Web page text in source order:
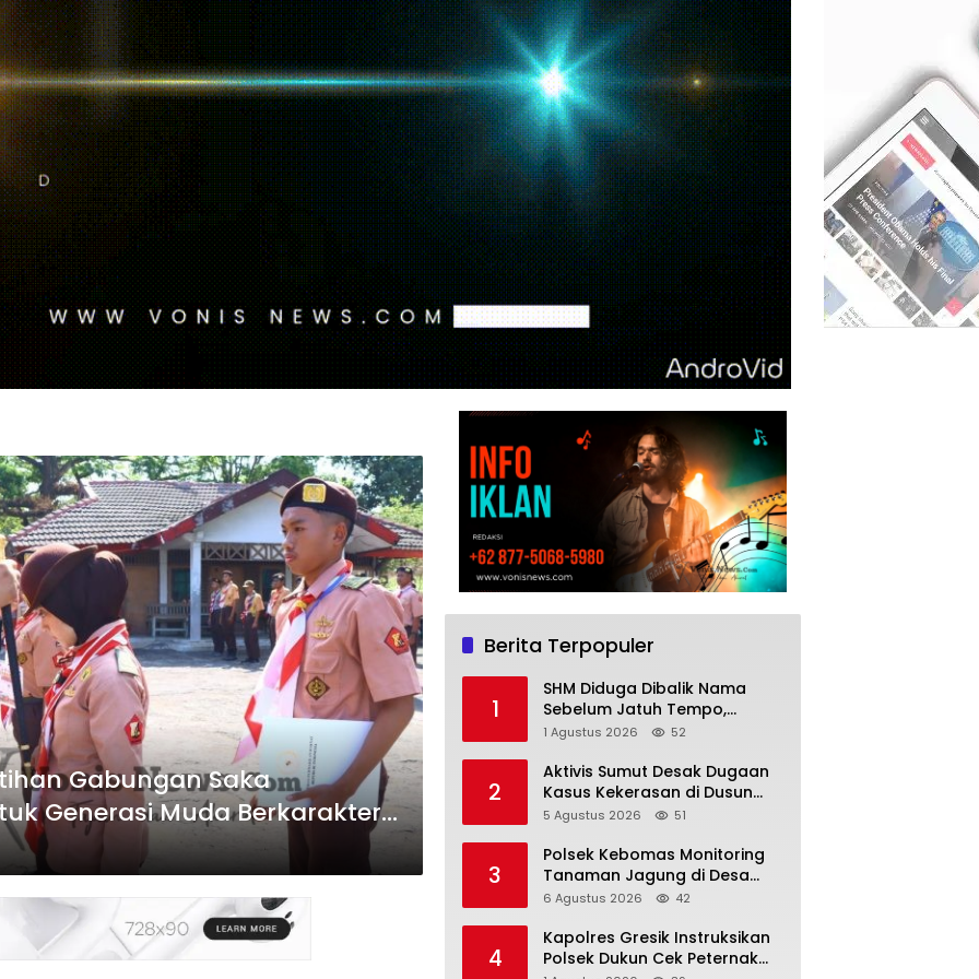
Gabungan Saka
Generasi Muda Berkarakter
Berita Terpopuler
1
SHM Diduga Dibalik Nama
Sebelum Jatuh Tempo,
Warga Gresik Gugat
Somasi Kepala Desa
1 Agustus 2026 52
2
Aktivis Sumut Desak Dugaan
Kasus Kekerasan di Dusun
Balakka, Desa Gunung
5 Agustus 2026 51
3
Polsek Kebomas Monitoring
Tanaman Jagung di Desa
Kembangan, Perkuat
Nasional
6 Agustus 2026 42
4
Kapolres Gresik Instruksikan
Polsek Dukun Cek Peternak